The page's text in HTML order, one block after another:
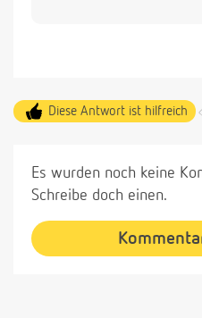
Diese Antwort ist hilfreich
Es wurden noch keine
Schreibe doch einen.